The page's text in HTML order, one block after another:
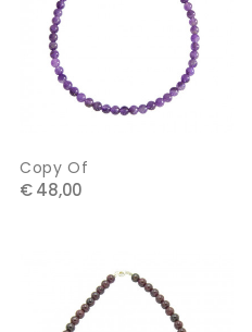
Copy Of
€ 48,00